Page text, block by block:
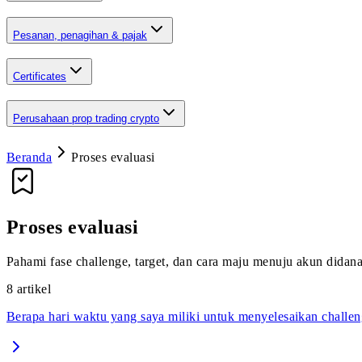
Pesanan, penagihan & pajak
Certificates
Perusahaan prop trading crypto
Beranda Proses evaluasi
Proses evaluasi
Pahami fase challenge, target, dan cara maju menuju akun
8 artikel
Berapa hari waktu yang saya miliki untuk menyelesaikan